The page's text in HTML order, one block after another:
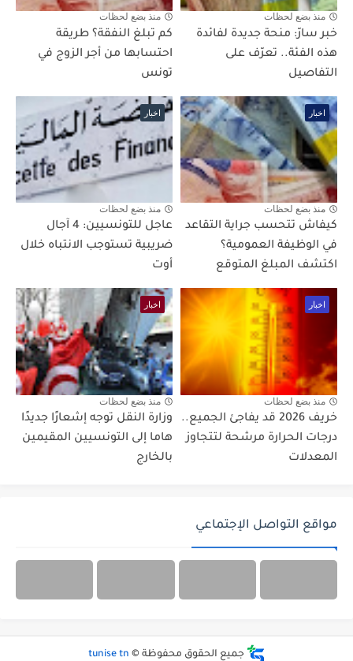
منذ بضع لحظات
خبر سارّ: منحة جديدة لفائدة
هذه الفئة.. تعرّف على
التفاصيل
منذ بضع لحظات
كم تبلغ النفقة؟ طريقة
احتسابها من أجر الزوج في
تونس
اخبار
منذ بضع لحظات
كيفاش تتحسب جراية التقاعد
في الوظيفة العمومية؟
اكتشف المبلغ المتوقع
اخبار
منذ بضع لحظات
عاجل للتونسيين: 4 آجال
ضريبية تستوجب الانتباه خلال
أوت
اخبار
منذ بضع لحظات
خريف 2026 قد يفاجئ الجميع..
درجات الحرارة مرشحة لتتجاوز
المعدلات
اخبار
منذ بضع لحظات
وزارة النقل توجه إشعارًا جديدًا
هاما إلى التونسيين المقيمين
بالخارج
مواقع التواصل الإجتماعي
جميع الحقوق محفوظة © tunise tn